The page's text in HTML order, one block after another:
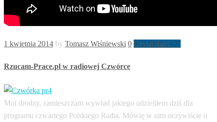
1 kwietnia 2014 by Tomasz Wiśniewski 0 Czytaj dalej >>
Rzucam-Prace.pl w radiowej Czwórce
Moi drodzy, zamieszczam wywiad jakiego udzieliłem dziś dla
programu czwartego Polskiego Radia. Mówię w nim oczywiście o